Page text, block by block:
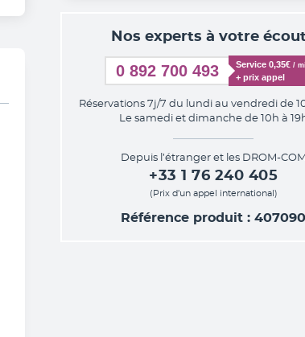
Nos experts à votre
0 892 700 493 Service 0,35€ /
+ prix appel
Réservations 7j/7 du lundi au vendredi de
Le samedi et dimanche de 10h à
Depuis l’étranger et les DROM-COM
+33 1 76 240 405
(Prix d’un appel international)
Référence produit : 407090